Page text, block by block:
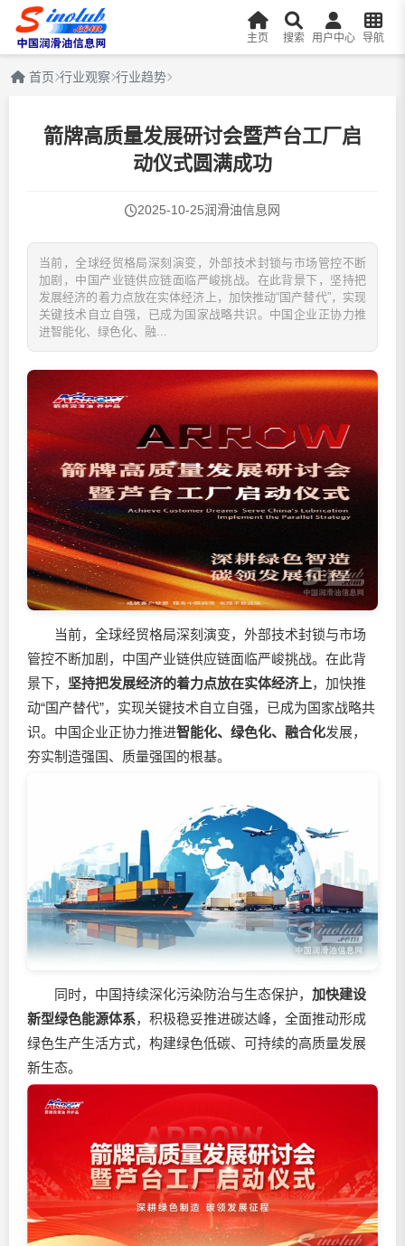
主页 搜索 用户中心 导航
首页 行业观察 行业趋势
箭牌高质量发展研讨会暨芦台工厂启
动仪式圆满成功
2025-10-25润滑油信息网
当前，全球经贸格局深刻演变，外部技术封锁与市场管控不断
加剧，中国产业链供应链面临严峻挑战。在此背景下，坚持把
发展经济的着力点放在实体经济上，加快推动“国产替代”，实现
关键技术自立自强，已成为国家战略共识。中国企业正协力推
进智能化、绿色化、融...
当前，全球经贸格局深刻演变，外部技术封锁与市场
管控不断加剧，中国产业链供应链面临严峻挑战。在此背
景下， 坚持把发展经济的着力点放在实体经济上，加快推
动“国产替代”，实现关键技术自立自强，已成为国家战略共
识。中国企业正协力推进智能化、绿色化、融合化发展，
夯实制造强国、质量强国的根基。
同时，中国持续深化污染防治与生态保护， 加快建设
新型绿色能源体系，积极稳妥推进碳达峰，全面推动形成
绿色生产生活方式，构建绿色低碳、可持续的高质量发展
新生态。